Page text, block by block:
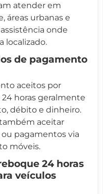
atender em
áreas urbanas e
onde
localizado.
de pagamento
aceitos por
horas geralmente
débito e dinheiro.
aceitar
pagamentos via
móveis.
24 horas
veículos